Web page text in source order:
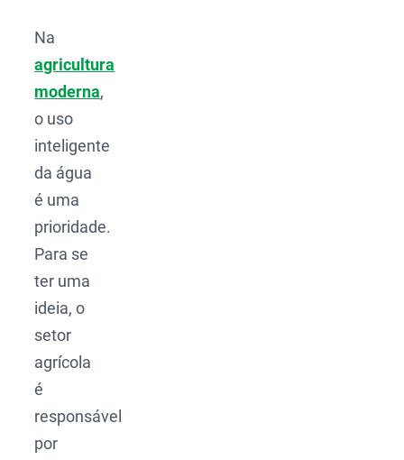
Na
agricultura
moderna,
o uso
inteligente
da água
é uma
prioridade.
Para se
ter uma
ideia, o
setor
agrícola
é
responsável
por